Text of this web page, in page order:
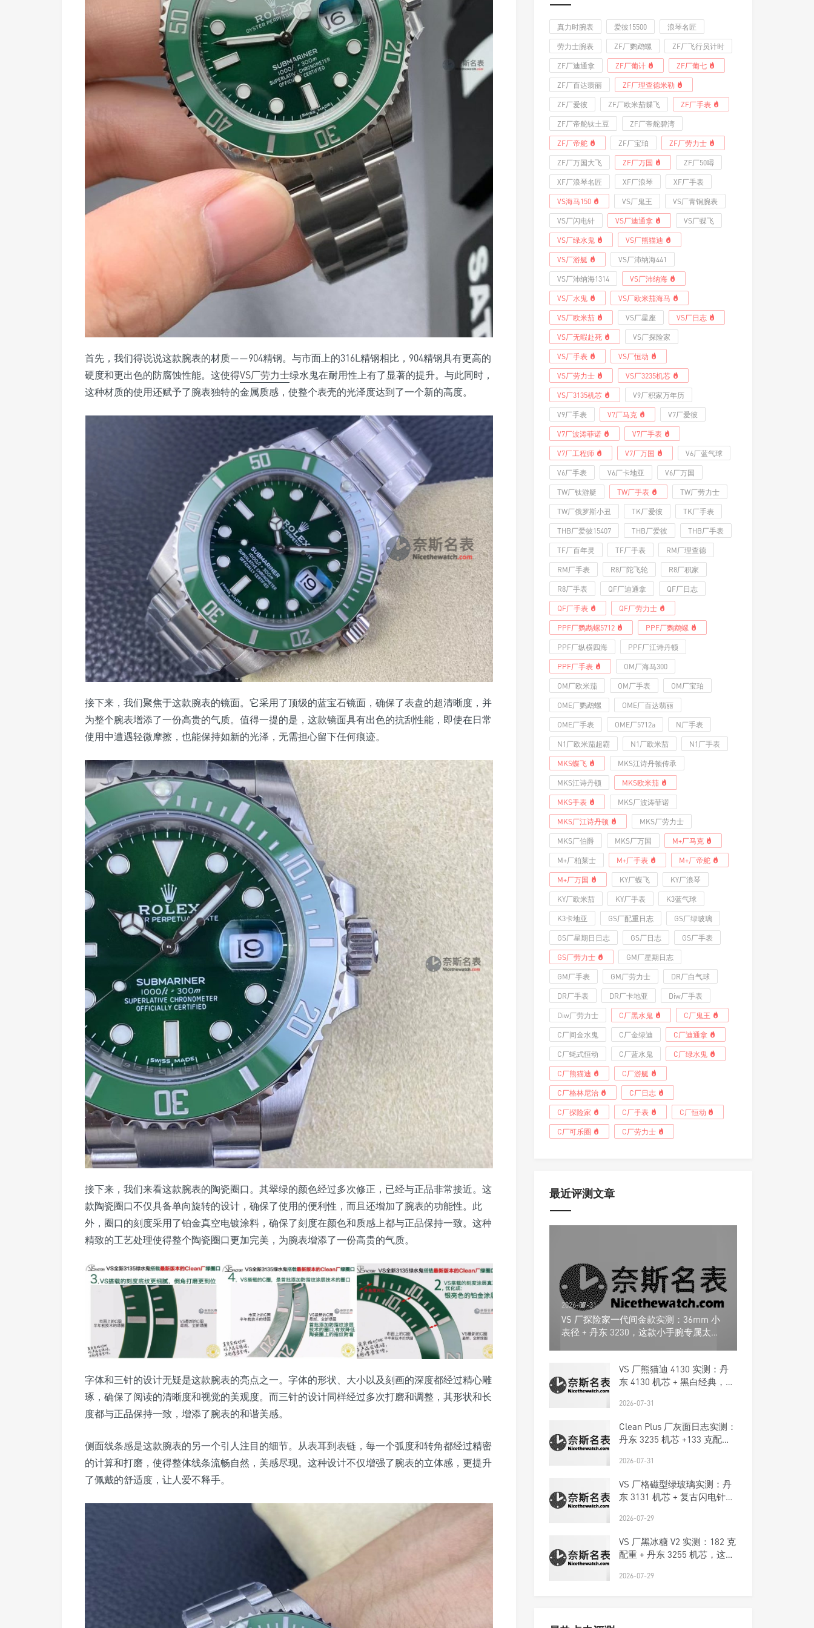
首先，我们得说说这款腕表的材质——904精钢。与市面上的316L精钢相比，904精钢具有更高的
硬度和更出色的防腐蚀性能。这使得VS厂劳力士绿水鬼在耐用性上有了显著的提升。与此同时，
这种材质的使用还赋予了腕表独特的金属质感，使整个表壳的光泽度达到了一个新的高度。
接下来，我们聚焦于这款腕表的镜面。它采用了顶级的蓝宝石镜面，确保了表盘的超清晰度，并
为整个腕表增添了一份高贵的气质。值得一提的是，这款镜面具有出色的抗刮性能，即使在日常
使用中遭遇轻微摩擦，也能保持如新的光泽，无需担心留下任何痕迹。
接下来，我们来看这款腕表的陶瓷圈口。其翠绿的颜色经过多次修正，已经与正品非常接近。这
款陶瓷圈口不仅具备单向旋转的设计，确保了使用的便利性，而且还增加了腕表的功能性。此
外，圈口的刻度采用了铂金真空电镀涂料，确保了刻度在颜色和质感上都与正品保持一致。这种
精致的工艺处理使得整个陶瓷圈口更加完美，为腕表增添了一份高贵的气质。
字体和三针的设计无疑是这款腕表的亮点之一。字体的形状、大小以及刻画的深度都经过精心雕
琢，确保了阅读的清晰度和视觉的美观度。而三针的设计同样经过多次打磨和调整，其形状和长
度都与正品保持一致，增添了腕表的和谐美感。
侧面线条感是这款腕表的另一个引人注目的细节。从表耳到表链，每一个弧度和转角都经过精密
的计算和打磨，使得整体线条流畅自然，美感尽现。这种设计不仅增强了腕表的立体感，更提升
了佩戴的舒适度，让人爱不释手。
真力时腕表 爱彼15500 浪琴名匠
劳力士腕表 ZF厂鹦鹉螺 ZF厂飞行员计时
ZF厂迪通拿 ZF厂葡计 ZF厂葡七
ZF厂百达翡丽 ZF厂理查德米勒
ZF厂爱彼 ZF厂欧米茄蝶飞 ZF厂手表
ZF厂帝舵钛土豆 ZF厂帝舵碧湾
ZF厂帝舵 ZF厂宝珀 ZF厂劳力士
ZF厂万国大飞 ZF厂万国 ZF厂50噚
XF厂浪琴名匠 XF厂浪琴 XF厂手表
VS海马150 VS厂鬼王 VS厂青铜腕表
VS厂闪电针 VS厂迪通拿 VS厂蝶飞
VS厂绿水鬼 VS厂熊猫迪
VS厂游艇 VS厂沛纳海441
VS厂沛纳海1314 VS厂沛纳海
VS厂水鬼 VS厂欧米茄海马
VS厂欧米茄 VS厂星座 VS厂日志
VS厂无暇赴死 VS厂探险家
VS厂手表 VS厂恒动
VS厂劳力士 VS厂3235机芯
VS厂3135机芯 V9厂积家万年历
V9厂手表 V7厂马克 V7厂爱彼
V7厂波涛菲诺 V7厂手表
V7厂工程师 V7厂万国 V6厂蓝气球
V6厂手表 V6厂卡地亚 V6厂万国
TW厂钛游艇 TW厂手表 TW厂劳力士
TW厂俄罗斯小丑 TK厂爱彼 TK厂手表
THB厂爱彼15407 THB厂爱彼 THB厂手表
TF厂百年灵 TF厂手表 RM厂理查德
RM厂手表 R8厂陀飞轮 R8厂积家
R8厂手表 QF厂迪通拿 QF厂日志
QF厂手表 QF厂劳力士
PPF厂鹦鹉螺5712 PPF厂鹦鹉螺
PPF厂纵横四海 PPF厂江诗丹顿
PPF厂手表 OM厂海马300
OM厂欧米茄 OM厂手表 OM厂宝珀
OME厂鹦鹉螺 OME厂百达翡丽
OME厂手表 OME厂5712a N厂手表
N1厂欧米茄超霸 N1厂欧米茄 N1厂手表
MKS蝶飞 MKS江诗丹顿传承
MKS江诗丹顿 MKS欧米茄
MKS手表 MKS厂波涛菲诺
MKS厂江诗丹顿 MKS厂劳力士
MKS厂伯爵 MKS厂万国 M+厂马克
M+厂柏莱士 M+厂手表 M+厂帝舵
M+厂万国 KY厂蝶飞 KY厂浪琴
KY厂欧米茄 KY厂手表 K3蓝气球
K3卡地亚 GS厂配重日志 GS厂绿玻璃
GS厂星期日日志 GS厂日志 GS厂手表
GS厂劳力士 GM厂星期日志
GM厂手表 GM厂劳力士 DR厂白气球
DR厂手表 DR厂卡地亚 Diw厂手表
Diw厂劳力士 C厂黑水鬼 C厂鬼王
C厂间金水鬼 C厂金绿迪 C厂迪通拿
C厂蚝式恒动 C厂蓝水鬼 C厂绿水鬼
C厂熊猫迪 C厂游艇
C厂格林尼治 C厂日志
C厂探险家 C厂手表 C厂恒动
C厂可乐圈 C厂劳力士
最近评测文章
2026-07-31
VS 厂探险家一代间金款实测：36mm 小
表径 + 丹东 3230，这款小手腕专属太友
VS 厂熊猫迪 4130 实测：丹
东 4130 机芯 + 黑白经典，这
2026-07-31
Clean Plus 厂灰面日志实测：
丹东 3235 机芯 +133 克配
吗？
2026-07-31
VS 厂格磁型绿玻璃实测：丹
东 3131 机芯 + 复古闪电针，
2026-07-29
VS 厂黑冰糖 V2 实测：182 克
配重 + 丹东 3255 机芯，这款
2026-07-29